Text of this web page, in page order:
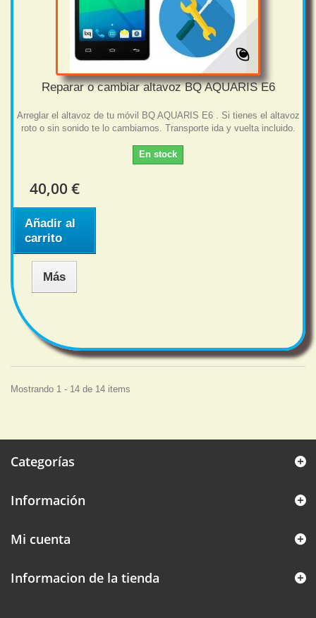
Reparar o cambiar altavoz BQ AQUARIS E6
Arreglar el altavoz de tu móvil BQ AQUARIS E6 . Si tienes el altavoz
roto o sin sonido te lo cambiamos. Transporte ida y vuelta incluido.
En stock
40,00 €
Añadir al
carrito
Más
Mostrando 1 - 14 de 14 items
Categorías
Información
Mi cuenta
Informacion de la tienda